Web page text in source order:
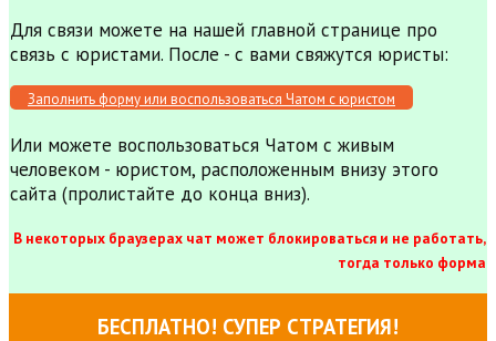
Для связи можете на нашей главной странице про
связь с юристами. После - с вами свяжутся юристы:
Заполнить форму или воспользоваться Чатом с юристом
Или можете воспользоваться Чатом с живым
человеком - юристом, расположенным внизу этого
сайта (пролистайте до конца вниз).
В некоторых браузерах чат может блокироваться и не работать,
тогда только форма
БЕСПЛАТНО! СУПЕР СТРАТЕГИЯ!